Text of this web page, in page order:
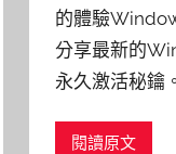
的體驗
分享最新的
永久激活秘鑰
閱讀原文